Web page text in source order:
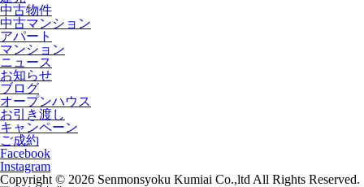
中古物件
中古マンション
アパート
マンション
ニュース
お知らせ
ブログ
オープンハウス
お引き渡し
キャンペーン
ご成約
Facebook
Instagram
Copyright © 2026 Senmonsyoku Kumiai Co.,ltd All Rights Reserved.